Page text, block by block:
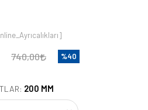
740,00 %40
200 MM